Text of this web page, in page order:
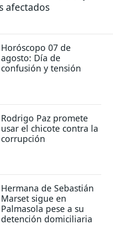
afectados
Horóscopo 07 de
agosto: Día de
confusión y tensión
Rodrigo Paz promete
usar el chicote contra la
corrupción
Hermana de Sebastián
Marset sigue en
Palmasola pese a su
detención domiciliaria